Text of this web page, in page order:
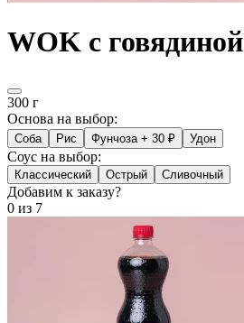
WOK с говядиной
300 г
Основа на выбор:
Соба Рис Фунчоза + 30 ₽ Удон
Соус на выбор:
Классический Острый Сливочный
Добавим к заказу?
0 из 7